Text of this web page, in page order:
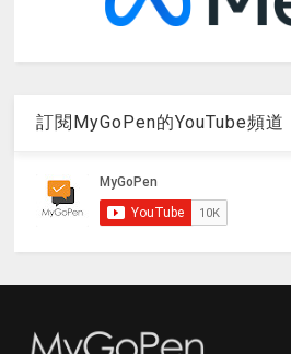
訂閱MyGoPen的YouTube頻道